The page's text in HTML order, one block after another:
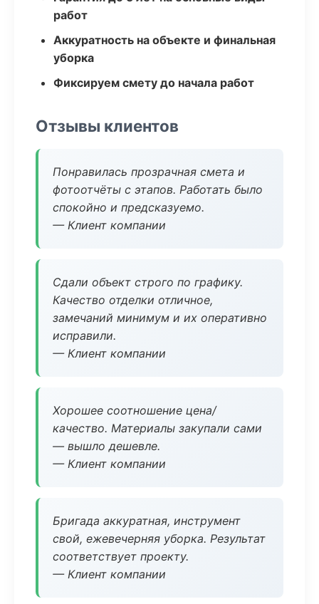
работ
Аккуратность на объекте и финальная
уборка
Фиксируем смету до начала работ
Отзывы клиентов
Понравилась прозрачная смета и
фотоотчёты с этапов. Работать было
спокойно и предсказуемо.
— Клиент компании
Сдали объект строго по графику.
Качество отделки отличное,
замечаний минимум и их оперативно
исправили.
— Клиент компании
Хорошее соотношение цена/
качество. Материалы закупали сами
— вышло дешевле.
— Клиент компании
Бригада аккуратная, инструмент
свой, ежевечерняя уборка. Результат
соответствует проекту.
— Клиент компании